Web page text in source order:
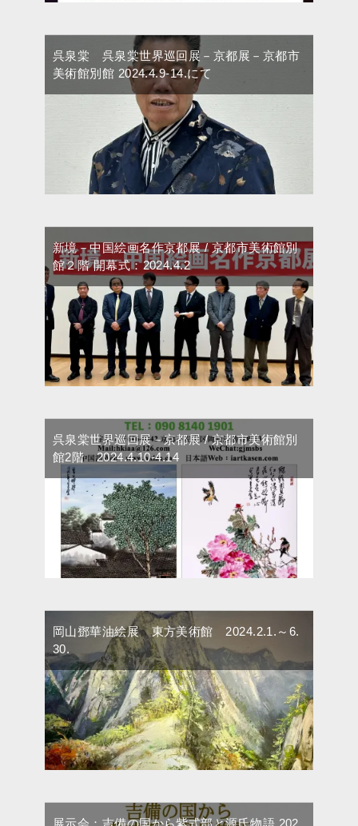
呉泉棠 呉泉棠世界巡回展－京都展－京都市
美術館別館 2024.4.9-14.にて
新境－中国絵画名作京都展 / 京都市美術館別
館２階 開幕式：2024.4.2
呉泉棠世界巡回展－京都展 / 京都市美術館別
館2階 2024.4.10-4.14
岡山鄧華油絵展 東方美術館 2024.2.1.～6.
30.
展示会：吉備の国から紫式部と源氏物語 202